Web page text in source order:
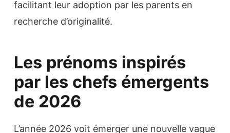
facilitant leur adoption par les parents en
recherche d’originalité.
Les prénoms inspirés
par les chefs émergents
de 2026
L’année 2026 voit émerger une nouvelle vague